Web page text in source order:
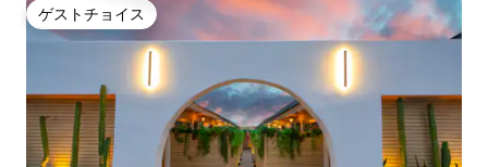
ゲストチョイス
ゲストチョイス